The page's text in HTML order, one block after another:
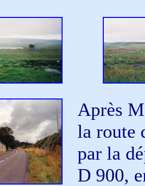
Après
la route
par la
D 900,